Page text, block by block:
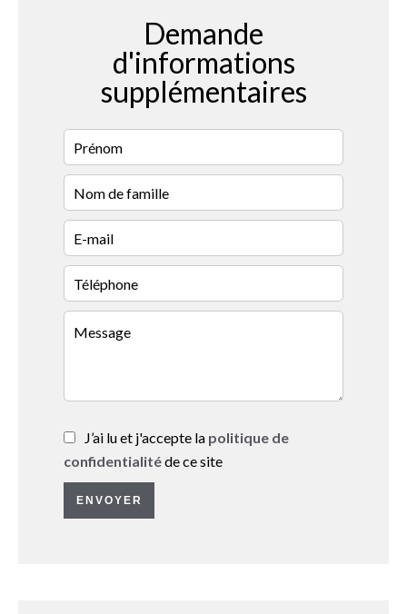
Demande
d'informations
supplémentaires
J’ai lu et j'accepte la politique de
confidentialitéde ce site
ENVOYER